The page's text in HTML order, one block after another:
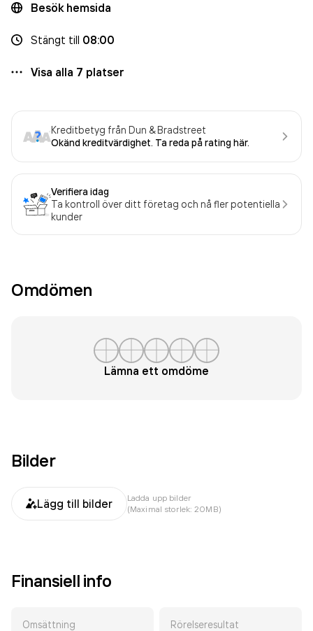
Besök hemsida
Stängt till 08:00
Visa alla 7 platser
Kreditbetyg från Dun & Bradstreet
Okänd kreditvärdighet. Ta reda på rating här.
Verifiera idag
Ta kontroll över ditt företag och nå fler potentiella
kunder
Omdömen
Lämna ett omdöme
Bilder
Lägg till bilder
Ladda upp bilder
(Maximal storlek: 20MB)
Finansiell info
Omsättning Rörelseresultat